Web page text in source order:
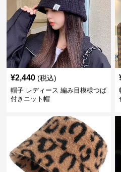
¥2,440 (税込)
帽子 レディース 編み目模様つば
付きニット帽